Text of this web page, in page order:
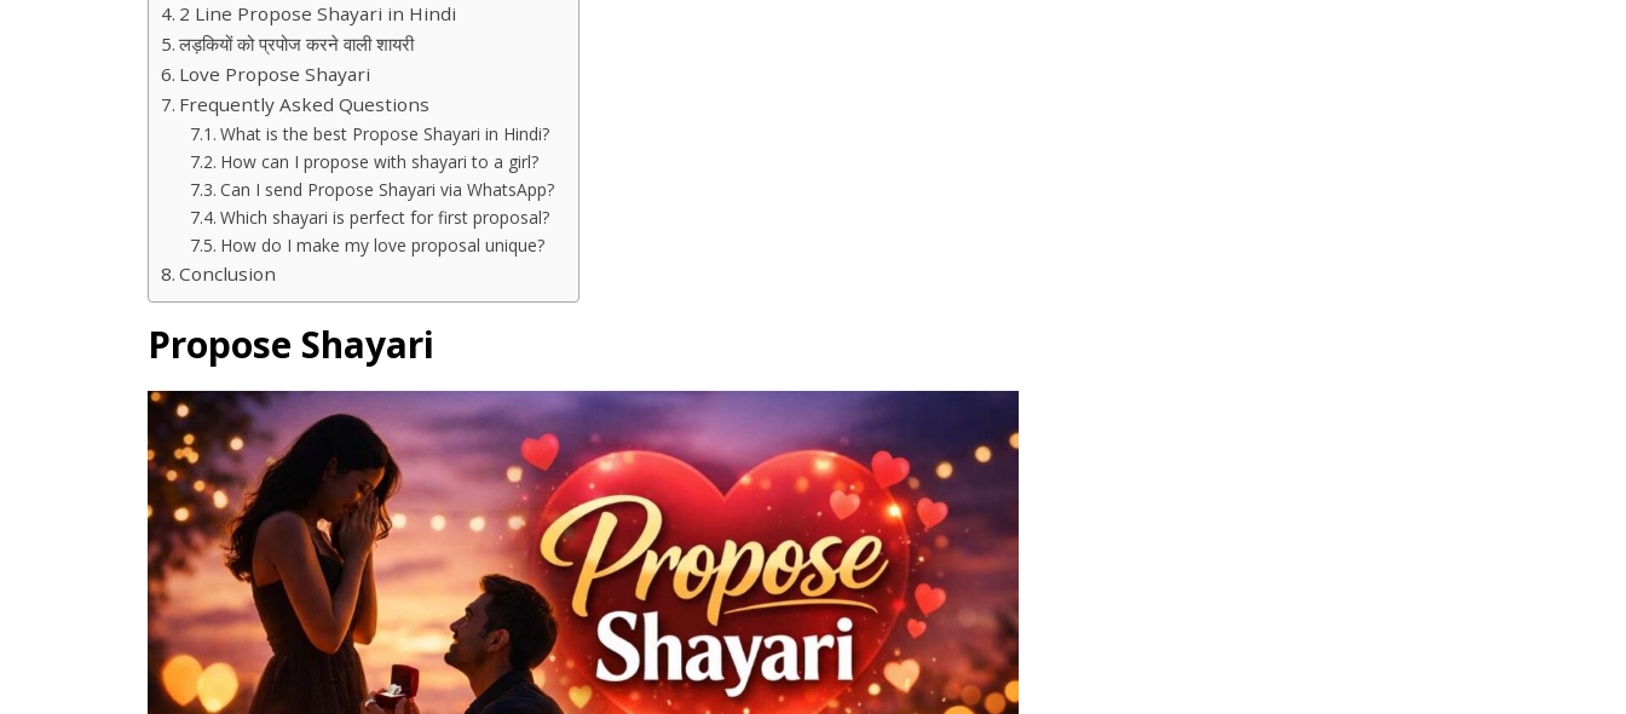
2 Line Propose Shayari in Hindi
लड़कियों को प्रपोज करने वाली शायरी
Love Propose Shayari
Frequently Asked Questions
What is the best Propose Shayari in Hindi?
How can I propose with shayari to a girl?
Can I send Propose Shayari via WhatsApp?
Which shayari is perfect for first proposal?
How do I make my love proposal unique?
Conclusion
Propose Shayari